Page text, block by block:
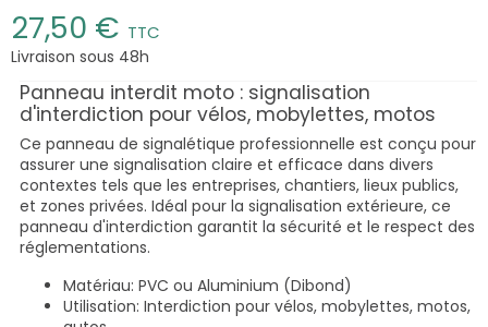
27,50 € TTC
Livraison sous 48h
Panneau interdit moto : signalisation
d'interdiction pour vélos, mobylettes, motos
Ce panneau de signalétique professionnelle est conçu pour
assurer une signalisation claire et efficace dans divers
contextes tels que les entreprises, chantiers, lieux publics,
et zones privées. Idéal pour la signalisation extérieure, ce
panneau d'interdiction garantit la sécurité et le respect des
réglementations.
Matériau: PVC ou Aluminium (Dibond)
Utilisation: Interdiction pour vélos, mobylettes, motos,